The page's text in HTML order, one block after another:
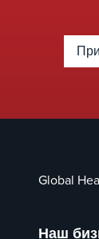
Global
Наш